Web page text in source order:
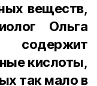
веществ,
Ольга
кислоты,
так мало в